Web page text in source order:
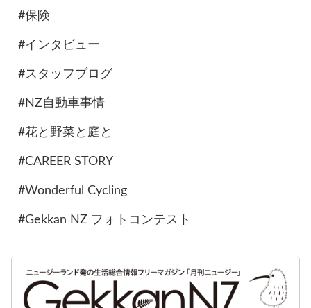
#保険
#インタビュー
#スタッフブログ
#NZ自動車事情
#花と野菜と庭と
#CAREER STORY
#Wonderful Cycling
#Gekkan NZ フォトコンテスト